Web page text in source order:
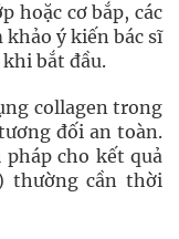
hoặc cơ bắp, các
ý kiến bác sĩ
bắt đầu.
collagen trong
đối an toàn.
cho kết quả
thường cần thời